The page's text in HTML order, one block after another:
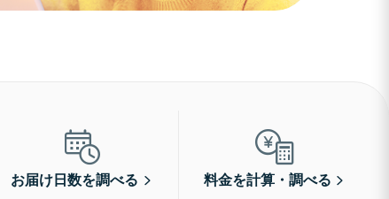
お届け日数を調べる 料金を計算・調べる